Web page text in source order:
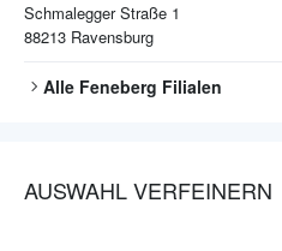
Schmalegger Straße 1
88213 Ravensburg
Alle Feneberg Filialen
AUSWAHL VERFEINERN